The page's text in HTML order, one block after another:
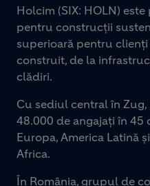
Holcim (SIX: HOLN)
pentru construcții
superioară pentru
construit, de la
clădiri.
Cu sediul central în
48.000 de angajați în 45
Europa, America Latină
Africa.
În România, grupul de